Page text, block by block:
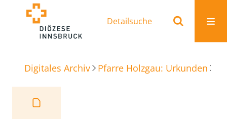
Detailsuche
Digitales Archiv Pfarre Holzgau: Urkunden